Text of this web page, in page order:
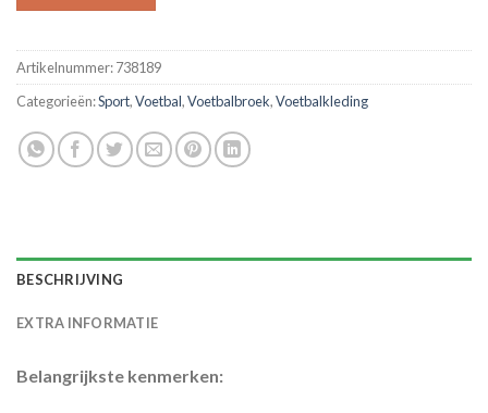
Artikelnummer:738189
Categorieën:Sport,Voetbal,Voetbalbroek,Voetbalkleding
BESCHRIJVING
EXTRA INFORMATIE
Belangrijkste kenmerken: